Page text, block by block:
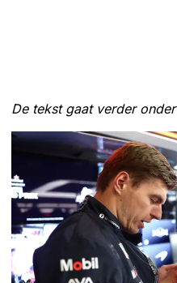
De tekst gaat verder